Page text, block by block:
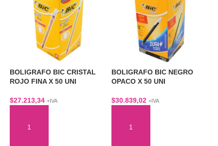
BOLIGRAFO BIC CRISTAL
ROJO FINA X 50 UNI
$27.213,34 +IVA
BOLIGRAFO BIC NEGRO
OPACO X 50 UNI
$30.839,02 +IVA